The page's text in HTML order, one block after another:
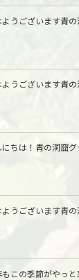
ようございます青
ようございます青
にちは︎！青の洞窟グ
ようございます青
もこの季節がやっ